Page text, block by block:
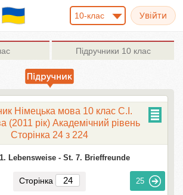
10-клас
Підручники 10 клас
Німецька мова 10 клас С.І.
(2011 рік) Академічний рівень
Сторінка 24 з 224
Lebensweise - St. 7. Brieffreunde
Сторінка 25